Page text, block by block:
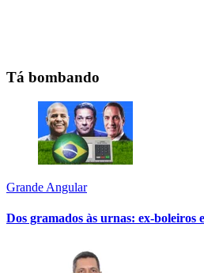
Tá bombando
Grande Angular
Dos gramados às urnas: ex-